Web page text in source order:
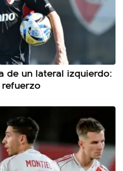
de un lateral izquierdo: